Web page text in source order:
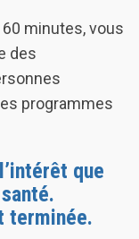
minutes, vous
des
programmes
que
terminée.